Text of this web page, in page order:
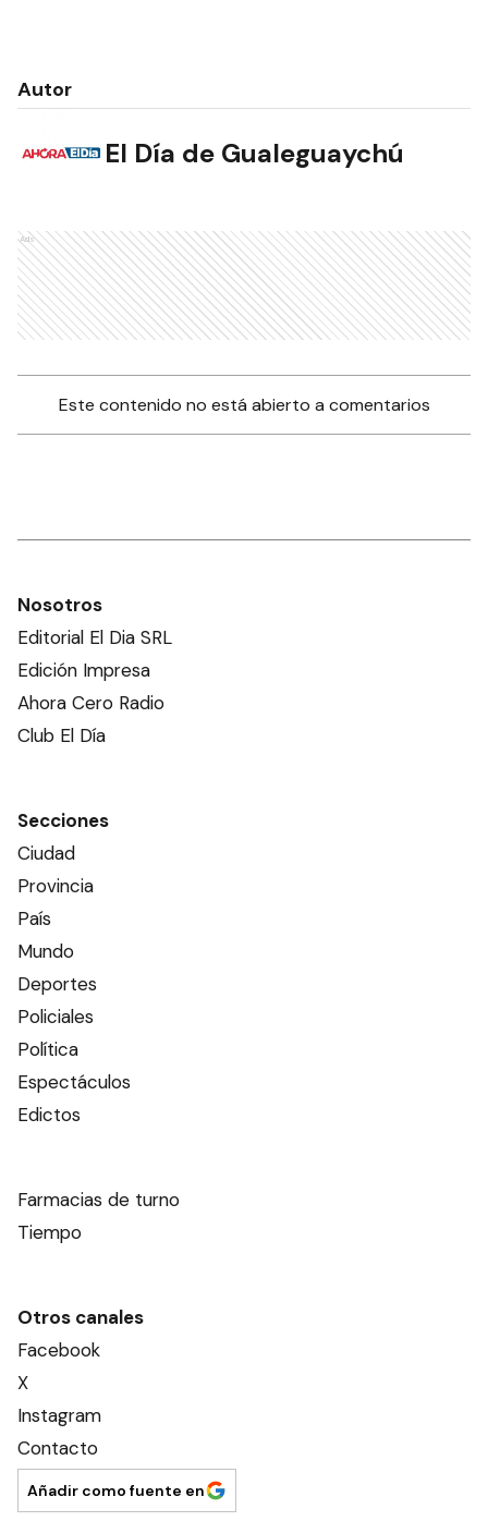
Autor
El Día de Gualeguaychú
NOTAS RELACIONADAS
Prevenir males mayores en la
fiesta de fin de año
La estrategia de impulsar el
Ads
Este contenido no está abierto a comentarios
Nosotros
Edición Impresa
Ahora Cero Radio
Club El Día
Secciones
Ciudad